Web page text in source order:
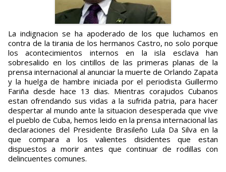
La indignacion se ha apoderado de los que luchamos en
contra de la tirania de los hermanos Castro, no solo porque
los acontecimientos internos en la isla esclava han
sobresalido en los cintillos de las primeras planas de la
prensa internacional al anunciar la muerte de Orlando Zapata
y la huelga de hambre iniciada por el periodista Guillermo
Fariña desde hace 13 dias. Mientras corajudos Cubanos
estan ofrendando sus vidas a la sufrida patria, para hacer
despertar al mundo ante la situacion desesperada que vive
el pueblo de Cuba, hemos leido en la prensa internacional las
declaraciones del Presidente Brasileño Lula Da Silva en la
que compara a los valientes disidentes que estan
dispuestos a morir antes que continuar de rodillas con
delincuentes comunes.